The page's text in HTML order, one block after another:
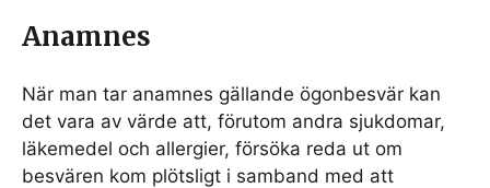
Anamnes
När man tar anamnes gällande ögonbesvär kan
det vara av värde att, förutom andra sjukdomar,
läkemedel och allergier, försöka reda ut om
besvären kom plötsligt i samband med att